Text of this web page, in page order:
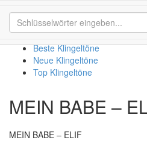
MEIN BABE
Beste Klingeltöne
Neue Klingeltöne
Top Klingeltöne
MEIN BABE –
MEIN BABE – ELIF